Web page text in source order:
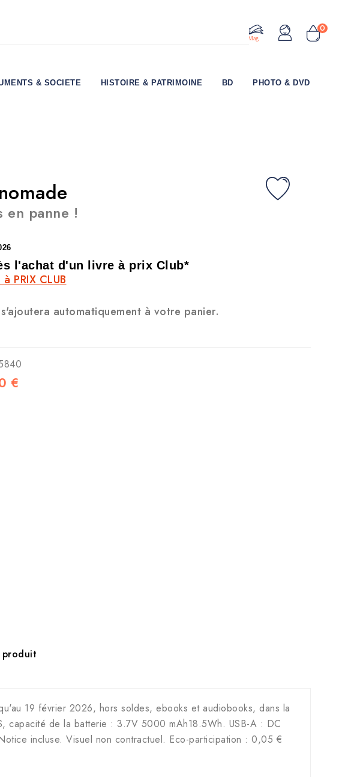
0
Le Mag
& SOCIETE HISTOIRE & PATRIMOINE BD PHOTO & DVD
en panne !
l'achat d'un livre à prix Club*
PRIX CLUB
automatiquement à votre panier.
€
produit
19 février 2026, hors soldes, ebooks et audiobooks, dans la
capacité de la batterie : 3.7V 5000 mAh18.5Wh. USB-A : DC
incluse. Visuel non contractuel. Eco-participation : 0,05 €